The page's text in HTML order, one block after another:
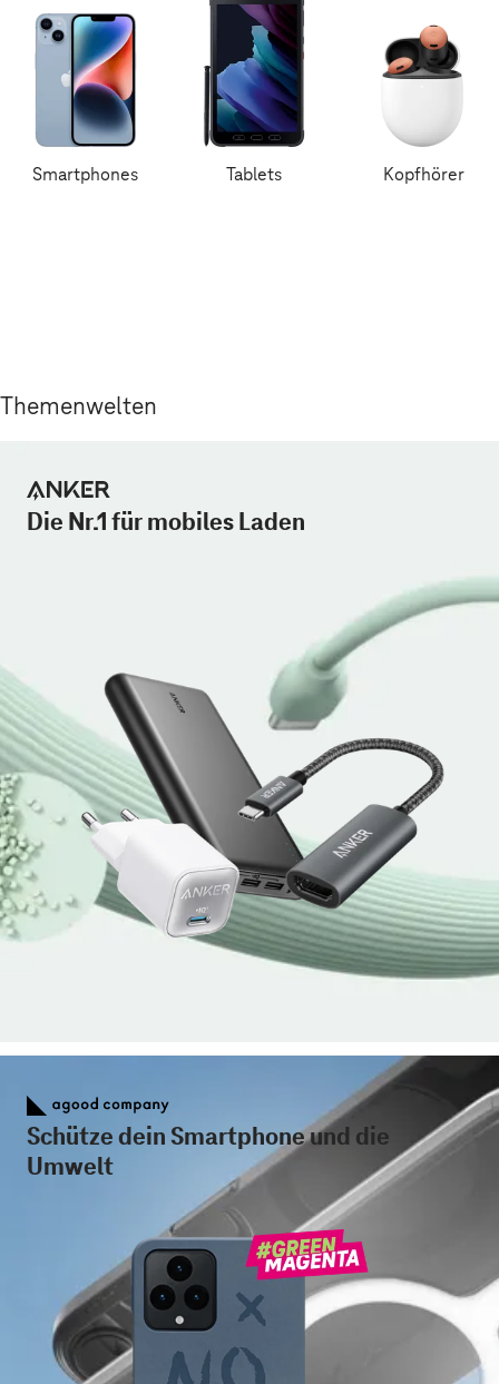
Smartphones Tablets Kopfhörer
Themenwelten
Die Nr.1 für mobiles Laden
Schütze dein Smartphone und die
Umwelt